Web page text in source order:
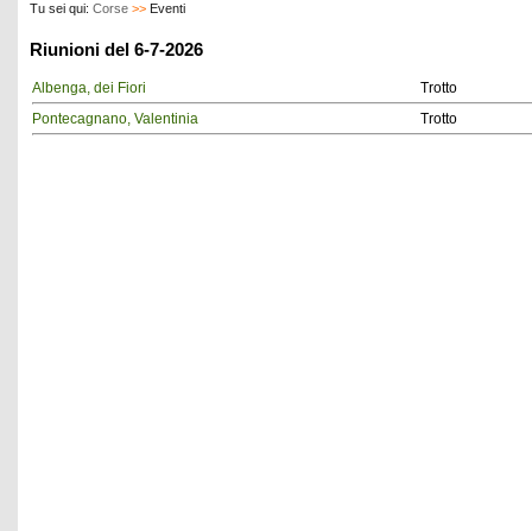
Tu sei qui: Corse >> Eventi
Riunioni del 6-7-2026
Albenga, dei Fiori
Trotto
Pontecagnano, Valentinia
Trotto